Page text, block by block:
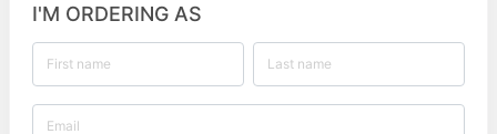
I'M ORDERING AS